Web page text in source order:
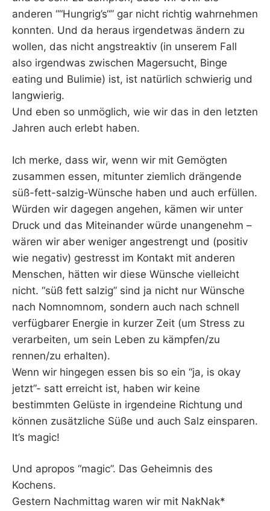
anderen ““Hungrig’s“” gar nicht richtig wahrnehmen
konnten. Und da heraus irgendetwas ändern zu
wollen, das nicht angstreaktiv (in unserem Fall
also irgendwas zwischen Magersucht, Binge
eating und Bulimie) ist, ist natürlich schwierig und
langwierig.
Und eben so unmöglich, wie wir das in den letzten
Jahren auch erlebt haben.
Ich merke, dass wir, wenn wir mit Gemögten
zusammen essen, mitunter ziemlich drängende
süß-fett-salzig-Wünsche haben und auch erfüllen.
Würden wir dagegen angehen, kämen wir unter
Druck und das Miteinander würde unangenehm –
wären wir aber weniger angestrengt und (positiv
wie negativ) gestresst im Kontakt mit anderen
Menschen, hätten wir diese Wünsche vielleicht
nicht. “süß fett salzig” sind ja nicht nur Wünsche
nach Nomnomnom, sondern auch nach schnell
verfügbarer Energie in kurzer Zeit (um Stress zu
verarbeiten, um sein Leben zu kämpfen/zu
rennen/zu erhalten).
Wenn wir hingegen essen bis so ein “ja, is okay
jetzt”- satt erreicht ist, haben wir keine
bestimmten Gelüste in irgendeine Richtung und
können zusätzliche Süße und auch Salz einsparen.
It’s magic!
Und apropos “magic”. Das Geheimnis des
Kochens.
Gestern Nachmittag waren wir mit NakNak*